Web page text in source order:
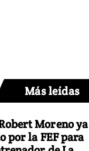
Más leídas
Moreno ya
por la FEF para